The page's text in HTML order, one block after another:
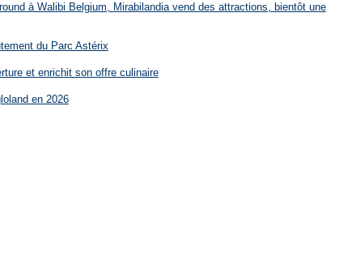
à Walibi Belgium, Mirabilandia vend des attractions, bientôt une
du Parc Astérix
et enrichit son offre culinaire
en 2026